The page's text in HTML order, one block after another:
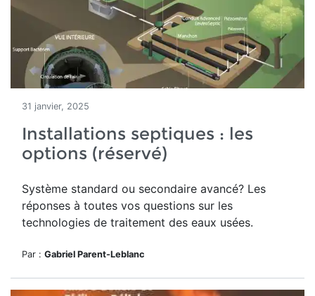
31 janvier, 2025
Installations septiques : les
options (réservé)
Système standard ou secondaire avancé? Les
réponses à toutes vos questions sur les
technologies de traitement des eaux usées.
Par : Gabriel Parent-Leblanc